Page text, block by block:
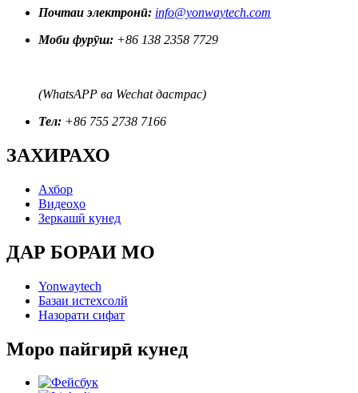
Почтаи электронӣ: info@yonwaytech.com
Моби фурӯш: +86 138 2358 7729
(WhatsAPP ва Wechat дастрас)
Тел: +86 755 2738 7166
ЗАХИРАХО
Ахбор
Видеоҳо
Зеркашӣ кунед
ДАР БОРАИ МО
Yonwaytech
Базаи истехсолй
Назорати сифат
Моро пайгирӣ кунед